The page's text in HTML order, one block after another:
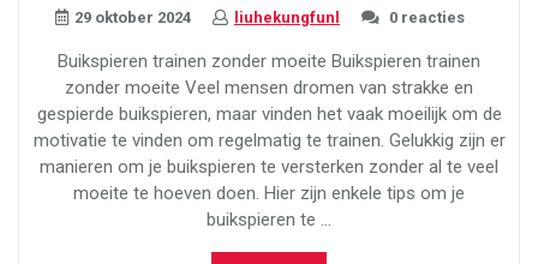
29 oktober 2024 liuhekungfunl 0 reacties
Buikspieren trainen zonder moeite Buikspieren trainen
zonder moeite Veel mensen dromen van strakke en
gespierde buikspieren, maar vinden het vaak moeilijk om de
motivatie te vinden om regelmatig te trainen. Gelukkig zijn er
manieren om je buikspieren te versterken zonder al te veel
moeite te hoeven doen. Hier zijn enkele tips om je
buikspieren te …